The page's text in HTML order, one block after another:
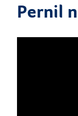
Pernil